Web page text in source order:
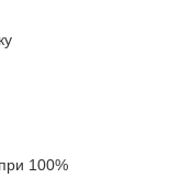
100%